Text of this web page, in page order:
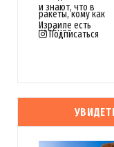
Подписаться